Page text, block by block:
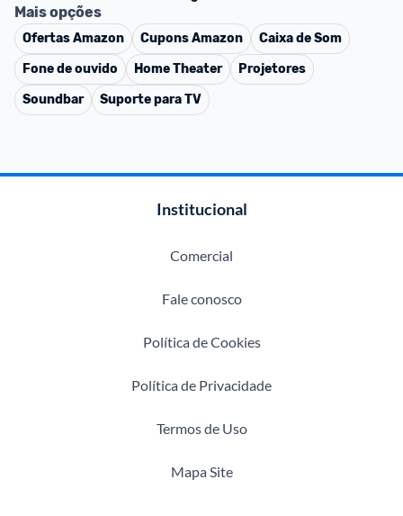
Mais opções
OfertasAmazon CuponsAmazon
Caixa de Som
Fone de ouvido
Home Theater
Projetores
Soundbar
Suporte para TV
Institucional
Comercial
Fale conosco
Política de Cookies
Política de Privacidade
Termos de Uso
Mapa Site